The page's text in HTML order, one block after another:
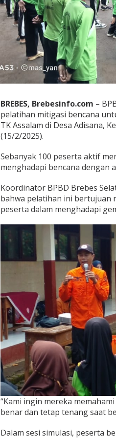
s
i
B
e
n
n
n
C
o
b
a
l
y
n
g
F
o
BREBES, Brebesinfo.com –
pelatihan mitigasi bencana
TK Assalam di Desa Adisana,
(15/2/2025).
Sebanyak 100 peserta aktif
menghadapi bencana dengan
Koordinator BPBD Brebes
bahwa pelatihan ini bertujuan
peserta dalam menghadapi
“Kami ingin mereka
benar dan tetap tenang saat
Dalam sesi simulasi, peserta